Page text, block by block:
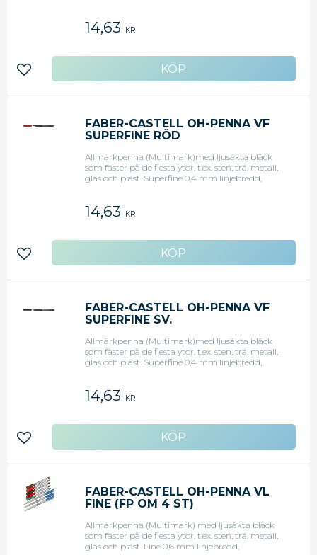
14,63 KR
Lägg till i favoriter
FABER-CASTELL OH-PENNA VF
SUPERFINE RÖD
Allmärkpenna (Multimark)med ljusäkta bläck
som fäster på de flesta ytor, t.ex. sten, trä, metall,
glas och plast. Superfine 0,4 mm linjebredd,
14,63 KR
Lägg till i favoriter
FABER-CASTELL OH-PENNA VF
SUPERFINE SV.
Allmärkpenna (Multimark)med ljusäkta bläck
som fäster på de flesta ytor, t.ex. sten, trä, metall,
glas och plast. Superfine 0,4 mm linjebredd,
14,63 KR
Lägg till i favoriter
FABER-CASTELL OH-PENNA VL
FINE (FP OM 4 ST)
Allmärkpenna (Multimark) med ljusäkta bläck
som fäster på de flesta ytor, t.ex. sten, trä, metall,
glas och plast. Fine 0,6 mm linjebredd,